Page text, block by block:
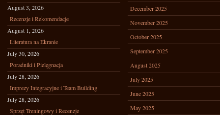
August 3, 2026
Recenzje i Rekomendacje
August 1, 2026
Literatura na Ekranie
July 30, 2026
Poradniki i Pielęgnacja
July 28, 2026
Imprezy Integracyjne i Team Building
July 28, 2026
Sprzęt Treningowy i Recenzje
December 2025
November 2025
October 2025
September 2025
August 2025
July 2025
June 2025
May 2025